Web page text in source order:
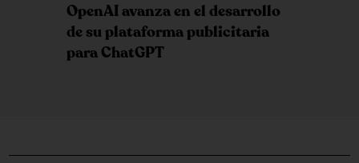
OpenAI avanza en el desarrollo
de su plataforma publicitaria
para ChatGPT